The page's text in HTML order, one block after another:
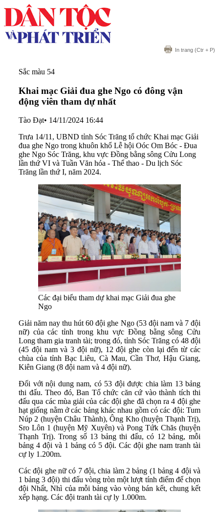
In trang (Ctr + P)
Sắc màu 54
Khai mạc Giải đua ghe Ngo có đông vận
động viên tham dự nhất
Tào Đạt• 14/11/2024 16:44
Trưa 14/11, UBND tỉnh Sóc Trăng tổ chức Khai mạc Giải
đua ghe Ngo trong khuôn khổ Lễ hội Oóc Om Bóc - Đua
ghe Ngo Sóc Trăng, khu vực Đồng bằng sông Cửu Long
lần thứ VI và Tuần Văn hóa - Thể thao - Du lịch Sóc
Trăng lần thứ I, năm 2024.
Các đại biểu tham dự khai mạc Giải đua ghe
Ngo
Giải năm nay thu hút 60 đội ghe Ngo (53 đội nam và 7 đội
nữ) của các tỉnh trong khu vực Đồng bằng sông Cửu
Long tham gia tranh tài; trong đó, tỉnh Sóc Trăng có 48 đội
(45 đội nam và 3 đội nữ), 12 đội ghe còn lại đến từ các
chùa của tỉnh Bạc Liêu, Cà Mau, Cần Thơ, Hậu Giang,
Kiên Giang (8 đội nam và 4 đội nữ).
Đối với nội dung nam, có 53 đội được chia làm 13 bảng
thi đấu. Theo đó, Ban Tổ chức căn cứ vào thành tích thi
đấu qua các mùa giải của các đội ghe đã chọn ra 4 đội ghe
hạt giống nằm ở các bảng khác nhau gồm có các đội: Tum
Núp 2 (huyện Châu Thành), Ông Kho (huyện Thạnh Trị),
Sro Lôn 1 (huyện Mỹ Xuyên) và Pong Tứk Chăs (huyện
Thạnh Trị). Trong số 13 bảng thi đấu, có 12 bảng, mỗi
bảng 4 đội và 1 bảng có 5 đội. Các đội ghe nam tranh tài
cự ly 1.200m.
Các đội ghe nữ có 7 đội, chia làm 2 bảng (1 bảng 4 đội và
1 bảng 3 đội) thi đấu vòng tròn một lượt tính điểm để chọn
đội Nhất, Nhì của mỗi bảng vào vòng bán kết, chung kết
xếp hạng. Các đội tranh tài cự ly 1.000m.